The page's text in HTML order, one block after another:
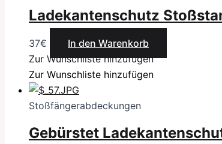
Ladekantenschutz
37€
In den Warenkorb
Zur Wunschliste hinzufügen
Zur Wunschliste hinzufügen
Stoßfängerabdeckungen
Gebürstet